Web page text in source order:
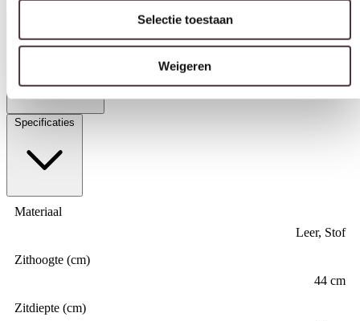
Weigeren
Specificaties
Materiaal
Leer, Stof
Zithoogte (cm)
44 cm
Zitdiepte (cm)